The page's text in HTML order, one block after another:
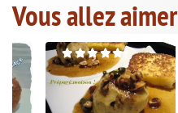
Vous allez aimer